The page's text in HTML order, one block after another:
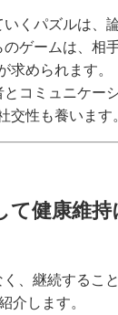
くパズルは、
のゲームは、相
求められます。
とコミュニケー
交性も養います。
て健康維
、継続するこ
介します。